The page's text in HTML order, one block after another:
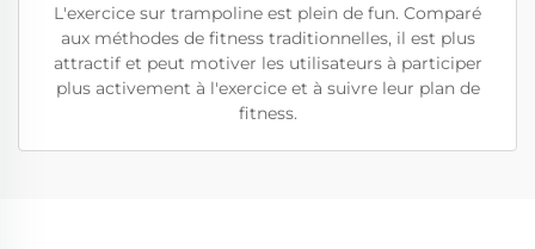
L'exercice sur trampoline est plein de fun. Comparé
aux méthodes de fitness traditionnelles, il est plus
attractif et peut motiver les utilisateurs à participer
plus activement à l'exercice et à suivre leur plan de
fitness.